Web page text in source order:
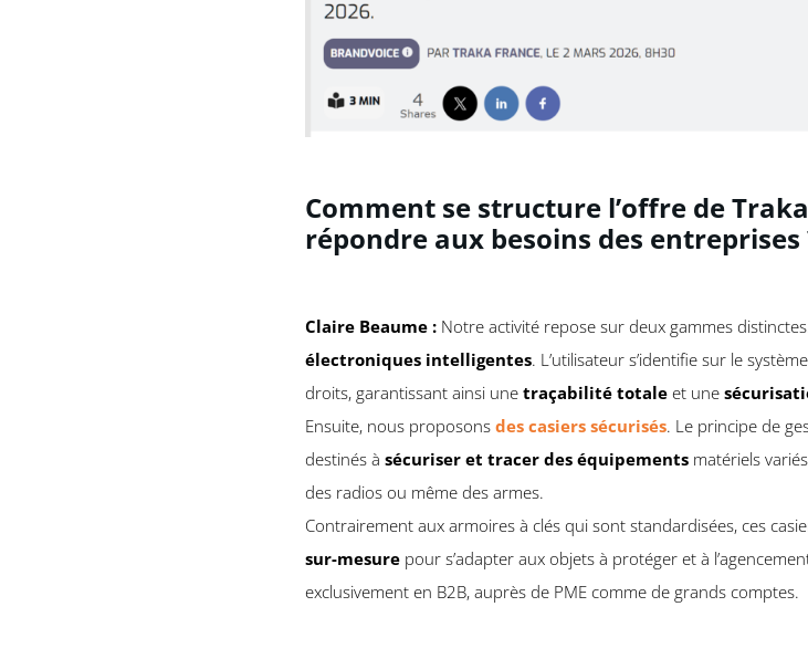
Comment se structure l’offre de
répondre aux besoins des entreprises
Claire Beaume : Notre activité repose sur deux gammes
électroniques intelligentes. L’utilisateur s’identifie sur le
droits, garantissant ainsi une traçabilité totale et une
Ensuite, nous proposons des casiers sécurisés. Le principe de
destinés à sécuriser et tracer des équipements matériels
des radios ou même des armes.
Contrairement aux armoires à clés qui sont standardisées, ces
sur-mesure pour s’adapter aux objets à protéger et à
exclusivement en B2B, auprès de PME comme de grands comptes.